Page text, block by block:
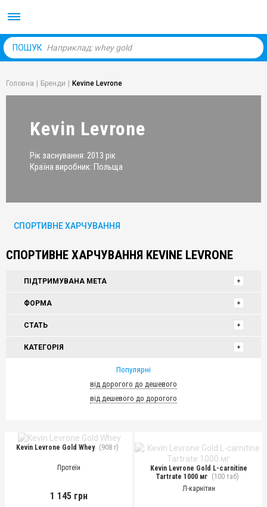
ПОШУК
Головна Бренди Kevine Levrone
Kevin Levrone
Рік заснування: 2013 рік
Країна виробник: Польща
СПОРТИВНЕ ХАРЧУВАННЯ
СПОРТИВНЕ ХАРЧУВАННЯ KEVINE LEVRONE
ПІДТРИМУВАНА МЕТА
ФОРМА
СТАТЬ
КАТЕГОРІЯ
Популярні
від дорогого до дешевого
від дешевого до дорогого
Kevin Levrone Gold Whey (908 г)
Протеїн
1 145 грн
Kevin Levrone Gold L-carnitine
Tartrate 1000 мг (100 таб)
Л-карнітин